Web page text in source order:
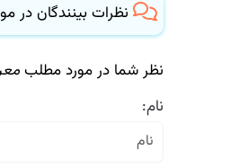
نظرات بینندگان در
نظر شما در مورد مطلب
نام: